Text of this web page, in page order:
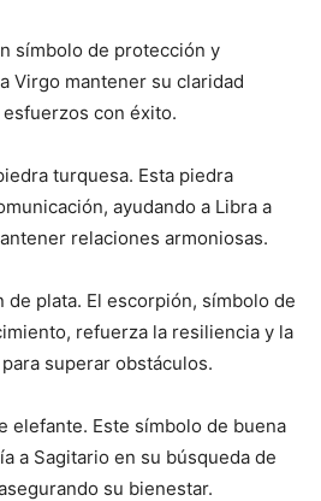
símbolo de protección y
Virgo mantener su claridad
con éxito.
turquesa. Esta piedra
ayudando a Libra a
relaciones armoniosas.
de plata. El escorpión, símbolo de
refuerza la resiliencia y la
superar obstáculos.
elefante. Este símbolo de buena
a Sagitario en su búsqueda de
su bienestar.